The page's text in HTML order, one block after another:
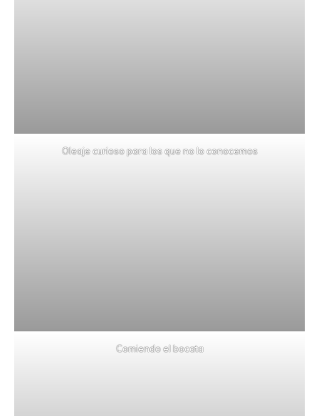
Oleaje curioso para los que no lo conocemos
Comiendo el bocata